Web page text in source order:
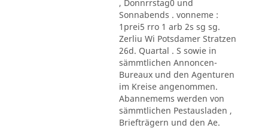
, Donnrrstag0 und
Sonnabends . vonneme :
1prei5 rro 1 arb 2s sg sg.
Zerliu Wi Potsdamer Stratzen
26d. Quartal . S sowie in
sämmtlichen Annoncen-
Bureaux und den Agenturen
im Kreise angenommen.
Abannemems werden von
sämmtlichen Pestausladen ,
Briefträgern und den Ae.